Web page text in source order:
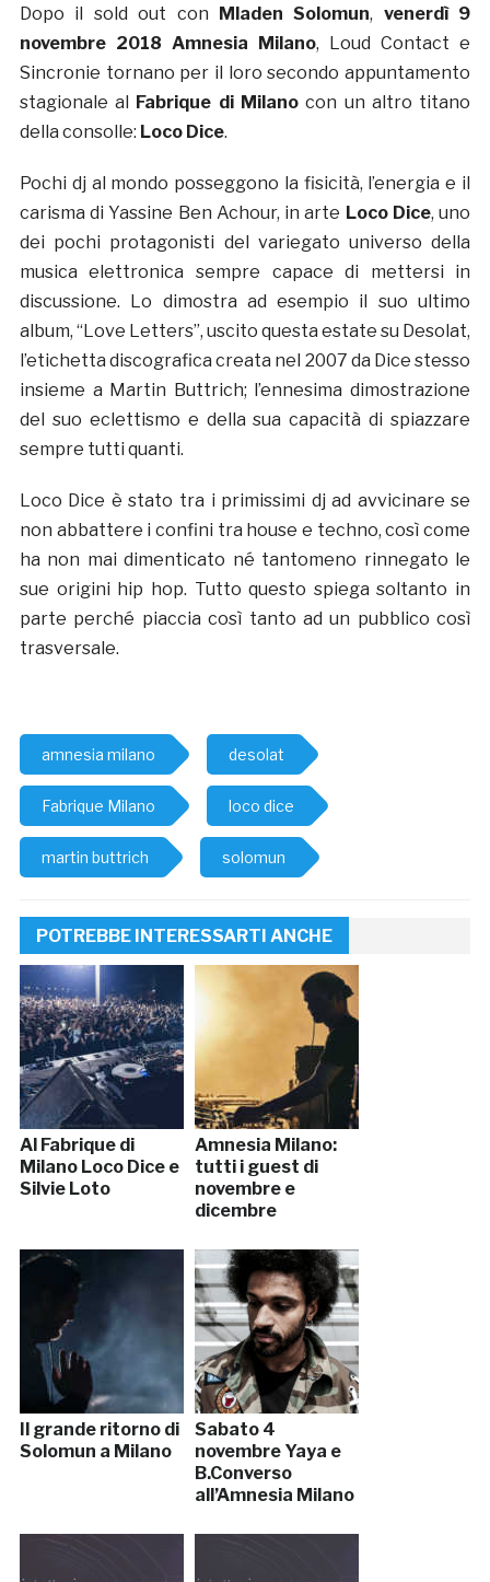
Dopo il sold out con Mladen Solomun, venerdì 9
novembre 2018 Amnesia Milano, Loud Contact e
Sincronie tornano per il loro secondo appuntamento
stagionale al
Fabrique di Milanocon un altro titano
della consolle: Loco Dice.
Pochi dj al mondo posseggono la fisicità, l’energia e il
carisma di Yassine Ben Achour, in arte Loco Dice, uno
dei pochi protagonisti del variegato universo della
musica elettronica sempre capace di mettersi in
discussione. Lo dimostra ad esempio il suo ultimo
album, “Love Letters”, uscito questa estate su Desolat,
l’etichetta discografica creata nel 2007 da Dice stesso
insieme a Martin Buttrich; l’ennesima dimostrazione
del suo eclettismo e della sua capacità di spiazzare
sempre tutti quanti.
Loco Dice è stato tra i primissimi dj ad avvicinare se
non abbattere i confini tra house e techno, così come
ha non mai dimenticato né tantomeno rinnegato le
sue origini hip hop. Tutto questo spiega soltanto in
parte perché piaccia così tanto ad un pubblico così
trasversale.
amnesia milano desolat
Fabrique Milano loco dice
martin buttrich solomun
POTREBBE INTERESSARTI ANCHE
Al Fabrique di
Milano Loco Dice e
Silvie Loto
Amnesia Milano:
tutti i guest di
novembre e
dicembre
Il grande ritorno di
Solomun a Milano
Sabato 4
novembre Yaya e
B.Converso
all’Amnesia Milano